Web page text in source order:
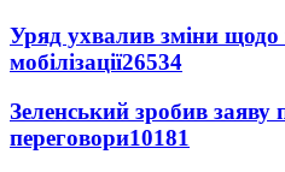
Уряд ухвалив зміни щодо
мобілізації26534
Зеленський зробив заяву
переговори10181